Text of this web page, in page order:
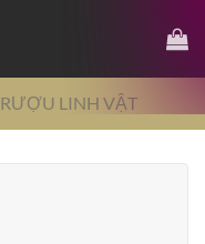
RƯỢU LINH VẬT